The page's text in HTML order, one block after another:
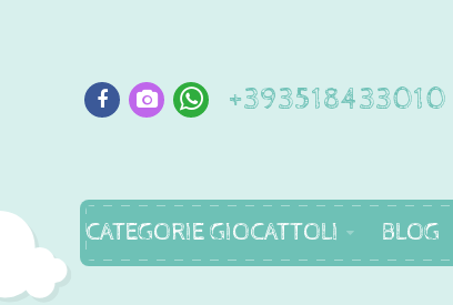
+393518433010
CATEGORIE GIOCATTOLI BLOG